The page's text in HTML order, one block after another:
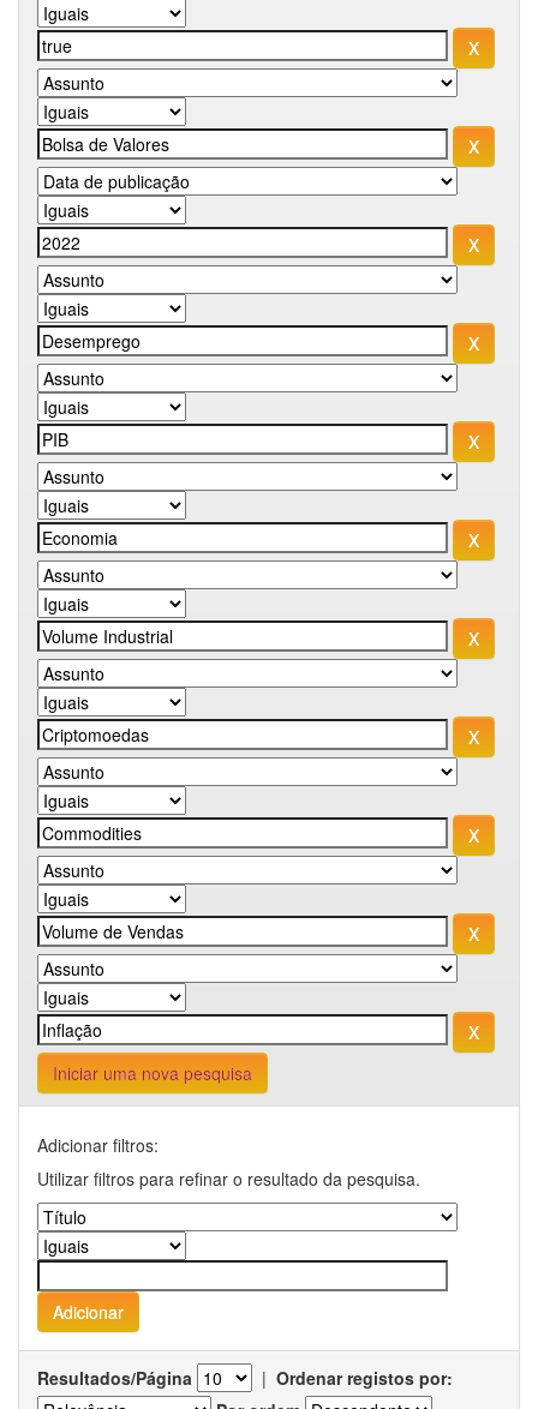
Iniciar uma nova pesquisa
Adicionar filtros:
Utilizar filtros para refinar o resultado da pesquisa.
Resultados/Página | Ordenar registos por: